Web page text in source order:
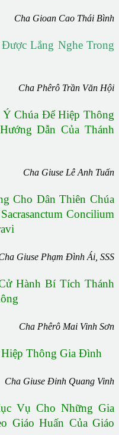
Cha Gioan Cao Thái Bình
Lắng Nghe Trong
Cha Phêrô Trần Văn Hội
Chúa Để Hiệp Thông
Dẫn Của Thánh
Cha Giuse Lê Anh Tuấn
Cho Dân Thiên Chúa
Concilium
Giuse Phạm Đình Ái, SSS
Hành Bí Tích Thánh
Cha Phêrô Mai Vinh Sơn
Thông Gia Đình
Cha Giuse Đinh Quang Vinh
Vụ Cho Những Gia
Giáo Huấn Của Giáo